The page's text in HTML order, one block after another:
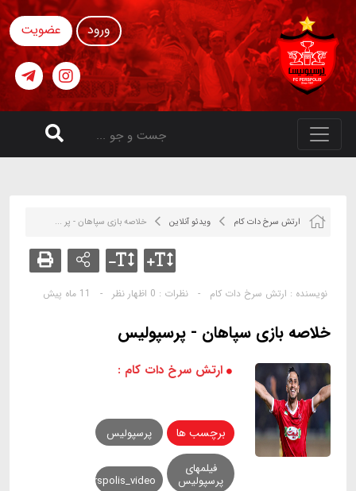
ورود عضویت
ارتش سرخ دات کام ویدئو آنلاین خلاصه بازی سپاهان - پر ...
نویسنده : ارتش سرخ دات کام - نظرات : 0 اظهار نظر - 11 ماه پیش
خلاصه بازی سپاهان - پرسپولیس
ارتش سرخ دات کام :
برچسب ها پرسپولیس
فیلمهای
پرسپولیس perspolis_video